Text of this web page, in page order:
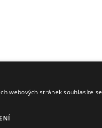
webových stránek souhlasíte se